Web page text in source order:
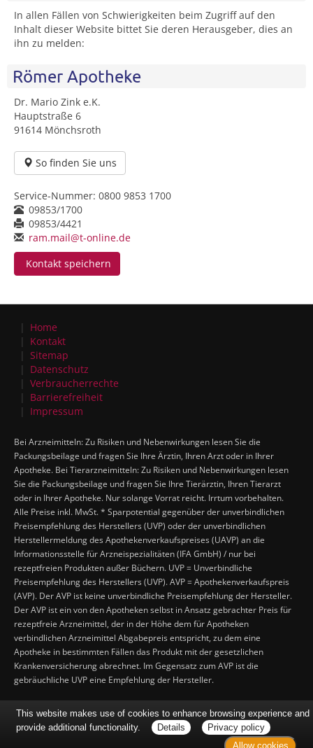
In allen Fällen von Schwierigkeiten beim Zugriff auf den
Inhalt dieser Website bittet Sie deren Herausgeber, dies an
ihn zu melden:
Römer Apotheke
Dr. Mario Zink e.K.
Hauptstraße 6
91614 Mönchsroth
So finden Sie uns
Service-Nummer: 0800 9853 1700
09853/1700
09853/4421
ram.mail@t-online.de
Kontakt speichern
Home
Kontakt
Sitemap
Datenschutz
Verbraucherrechte
Barrierefreiheit
Impressum
Bei Arzneimitteln: Zu Risiken und Nebenwirkungen lesen Sie die
Packungsbeilage und fragen Sie Ihre Ärztin, Ihren Arzt oder in Ihrer
Apotheke. Bei Tierarzneimitteln: Zu Risiken und Nebenwirkungen lesen
Sie die Packungsbeilage und fragen Sie Ihre Tierärztin, Ihren Tierarzt
oder in Ihrer Apotheke. Nur solange Vorrat reicht. Irrtum vorbehalten.
Alle Preise inkl. MwSt. * Sparpotential gegenüber der unverbindlichen
Preisempfehlung des Herstellers (UVP) oder der unverbindlichen
Herstellermeldung des Apothekenverkaufspreises (UAVP) an die
Informationsstelle für Arzneispezialitäten (IFA GmbH) / nur bei
rezeptfreien Produkten außer Büchern. UVP = Unverbindliche
Preisempfehlung des Herstellers (UVP). AVP = Apothekenverkaufspreis
(AVP). Der AVP ist keine unverbindliche Preisempfehlung der Hersteller.
Der AVP ist ein von den Apotheken selbst in Ansatz gebrachter Preis für
rezeptfreie Arzneimittel, der in der Höhe dem für Apotheken
verbindlichen Arzneimittel Abgabepreis entspricht, zu dem eine
Apotheke in bestimmten Fällen das Produkt mit der gesetzlichen
Krankenversicherung abrechnet. Im Gegensatz zum AVP ist die
gebräuchliche UVP eine Empfehlung der Hersteller.
This website makes use of cookies to enhance browsing experience and
provide additional functionality.
Details
Privacy policy
Allow cookies